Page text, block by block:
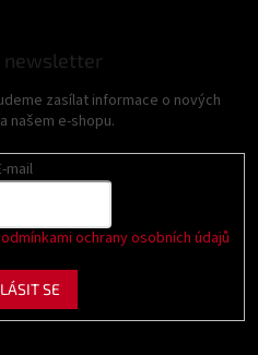
newsletter
zasílat informace o nových
našem e-shopu.
mail
ochrany osobních údajů
SE